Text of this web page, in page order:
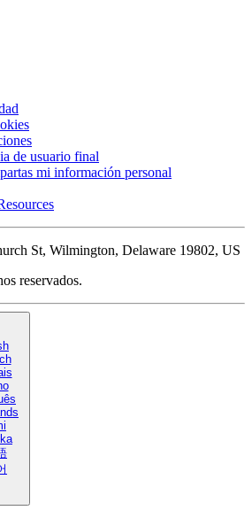
de usuario final
mi información personal
St, Wilmington, Delaware 19802, US
reservados.